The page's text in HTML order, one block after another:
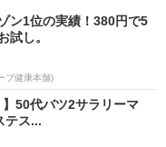
ン1位の実績！380円で5
試し。
ブ健康本舗)
】50代バツ2サラリーマ
テス...